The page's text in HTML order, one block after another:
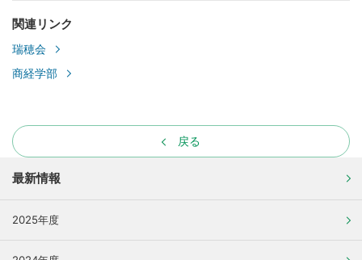
関連リンク
瑞穂会
商経学部
戻る
最新情報
2025年度